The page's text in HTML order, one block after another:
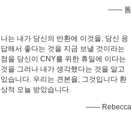
—— 톰
나는 내가 당신의 반환에 이것을, 당신 응
답해서 좋다는 것을 지금 보낼 것이라는
점을 당신이 CNY를 위한 휴일에 이다는
것을 그러나 내가 생각했다는 것을 알고
있습니다. 우리는 견본을, 그것입니다 환
상적 오늘 받았습니다.
—— Rebecca